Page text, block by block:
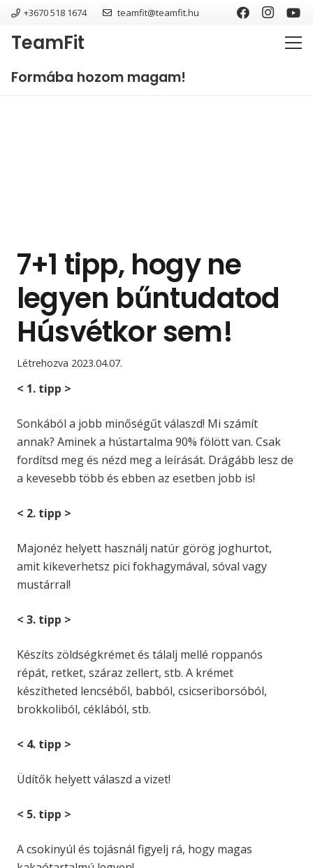
+3670 518 1674 teamfit@teamfit.hu
TeamFit
Formába hozom magam!
7+1 tipp, hogy ne
legyen bűntudatod
Húsvétkor sem!
Létrehozva 2023.04.07.
< 1. tipp >
Sonkából a jobb minőségűt válaszd! Mi számít
annak? Aminek a hústartalma 90% fölött van. Csak
fordítsd meg és nézd meg a leírását. Drágább lesz de
a kevesebb több és ebben az esetben jobb is!
< 2. tipp >
Majonéz helyett használj natúr görög joghurtot,
amit kikeverhetsz pici fokhagymával, sóval vagy
mustárral!
< 3. tipp >
Készíts zöldségkrémet és tálalj mellé roppanós
répát, retket, száraz zellert, stb. A krémet
készítheted lencséből, babból, csicseriborsóból,
brokkoliból, céklából, stb.
< 4. tipp >
Üdítők helyett válaszd a vizet!
< 5. tipp >
A csokinyúl és tojásnál figyelj rá, hogy magas